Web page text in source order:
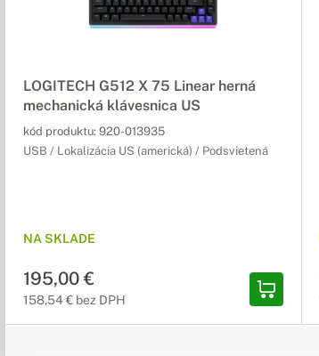
LOGITECH G512 X 75 Linear herná
mechanická klávesnica US
kód produktu: 920-013935
USB / Lokalizácia US (americká) / Podsvietená
NA SKLADE
195,00 €
158,54 € bez DPH